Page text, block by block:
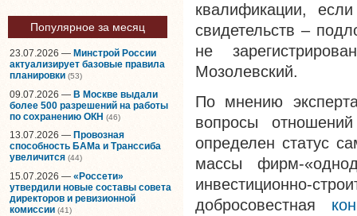
Популярное за месяц
23.07.2026 — Минстрой России
актуализирует базовые правила
планировки (53)
09.07.2026 — В Москве выдали
более 500 разрешений на работы
по сохранению ОКН (46)
13.07.2026 — Провозная
способность БАМа и Транссиба
увеличится (44)
15.07.2026 — «Россети»
утвердили новые составы совета
директоров и ревизионной
комиссии (41)
квалификации,
свидетельств –
не
Мозолевский.
По мнению
вопросы
определен статус
массы фирм-
инвестиционно-
добросовестная